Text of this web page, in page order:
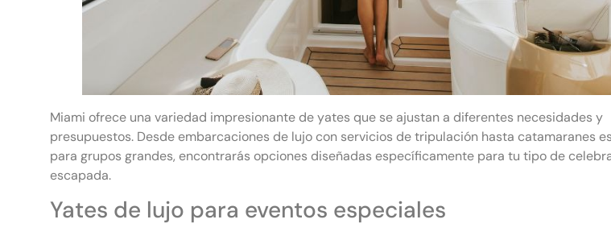
Miami ofrece una variedad impresionante de yates que se ajustan a diferentes necesidades y
presupuestos. Desde embarcaciones de lujo con servicios de tripulación hasta catamaranes
para grupos grandes, encontrarás opciones diseñadas específicamente para tu tipo de
escapada.
Yates de lujo para eventos especiales